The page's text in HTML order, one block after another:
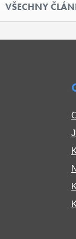
VŠECHNY